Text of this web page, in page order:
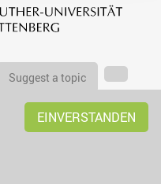
Suggest a topic
EINVERSTANDEN